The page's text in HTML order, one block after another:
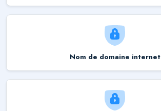
Nom de domaine internet